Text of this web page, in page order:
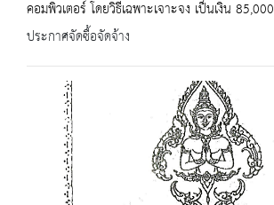
คอมพิวเตอร์ โดยวิธีเฉพาะเจาะจง เป็นเงิน
ประกาศจัดซื้อจัดจ้าง